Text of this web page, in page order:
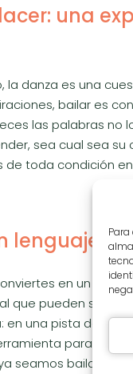
una
la danza es una
bailar es
las palabras no
sea cual sea su
de toda condición
lenguaje
en un
que pueden sentir
una pista de
para
seamos bailarines